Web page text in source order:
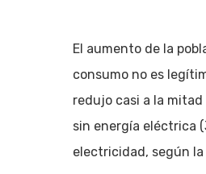
Hit enter to search or
El aumento de la
consumo no es
redujo casi a la
sin energía eléctrica
electricidad, según la